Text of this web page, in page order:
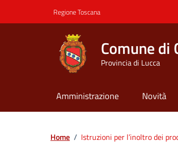
Regione Toscana
Comune di
Provincia di Lucca
Amministrazione Novità
Home / Istruzioni per l’inoltro dei